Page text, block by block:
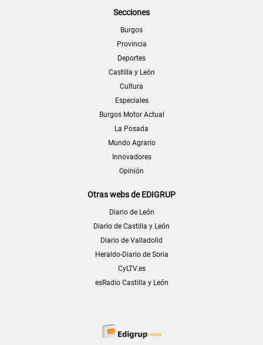
Secciones
Burgos
Provincia
Deportes
Castilla y León
Cultura
Especiales
Burgos Motor Actual
La Posada
Mundo Agrario
Innovadores
Opinión
Otras webs de EDIGRUP
Diario de León
Diario de Castilla y León
Diario de Valladolid
Heraldo-Diario de Soria
CyLTV.es
esRadio Castilla y León